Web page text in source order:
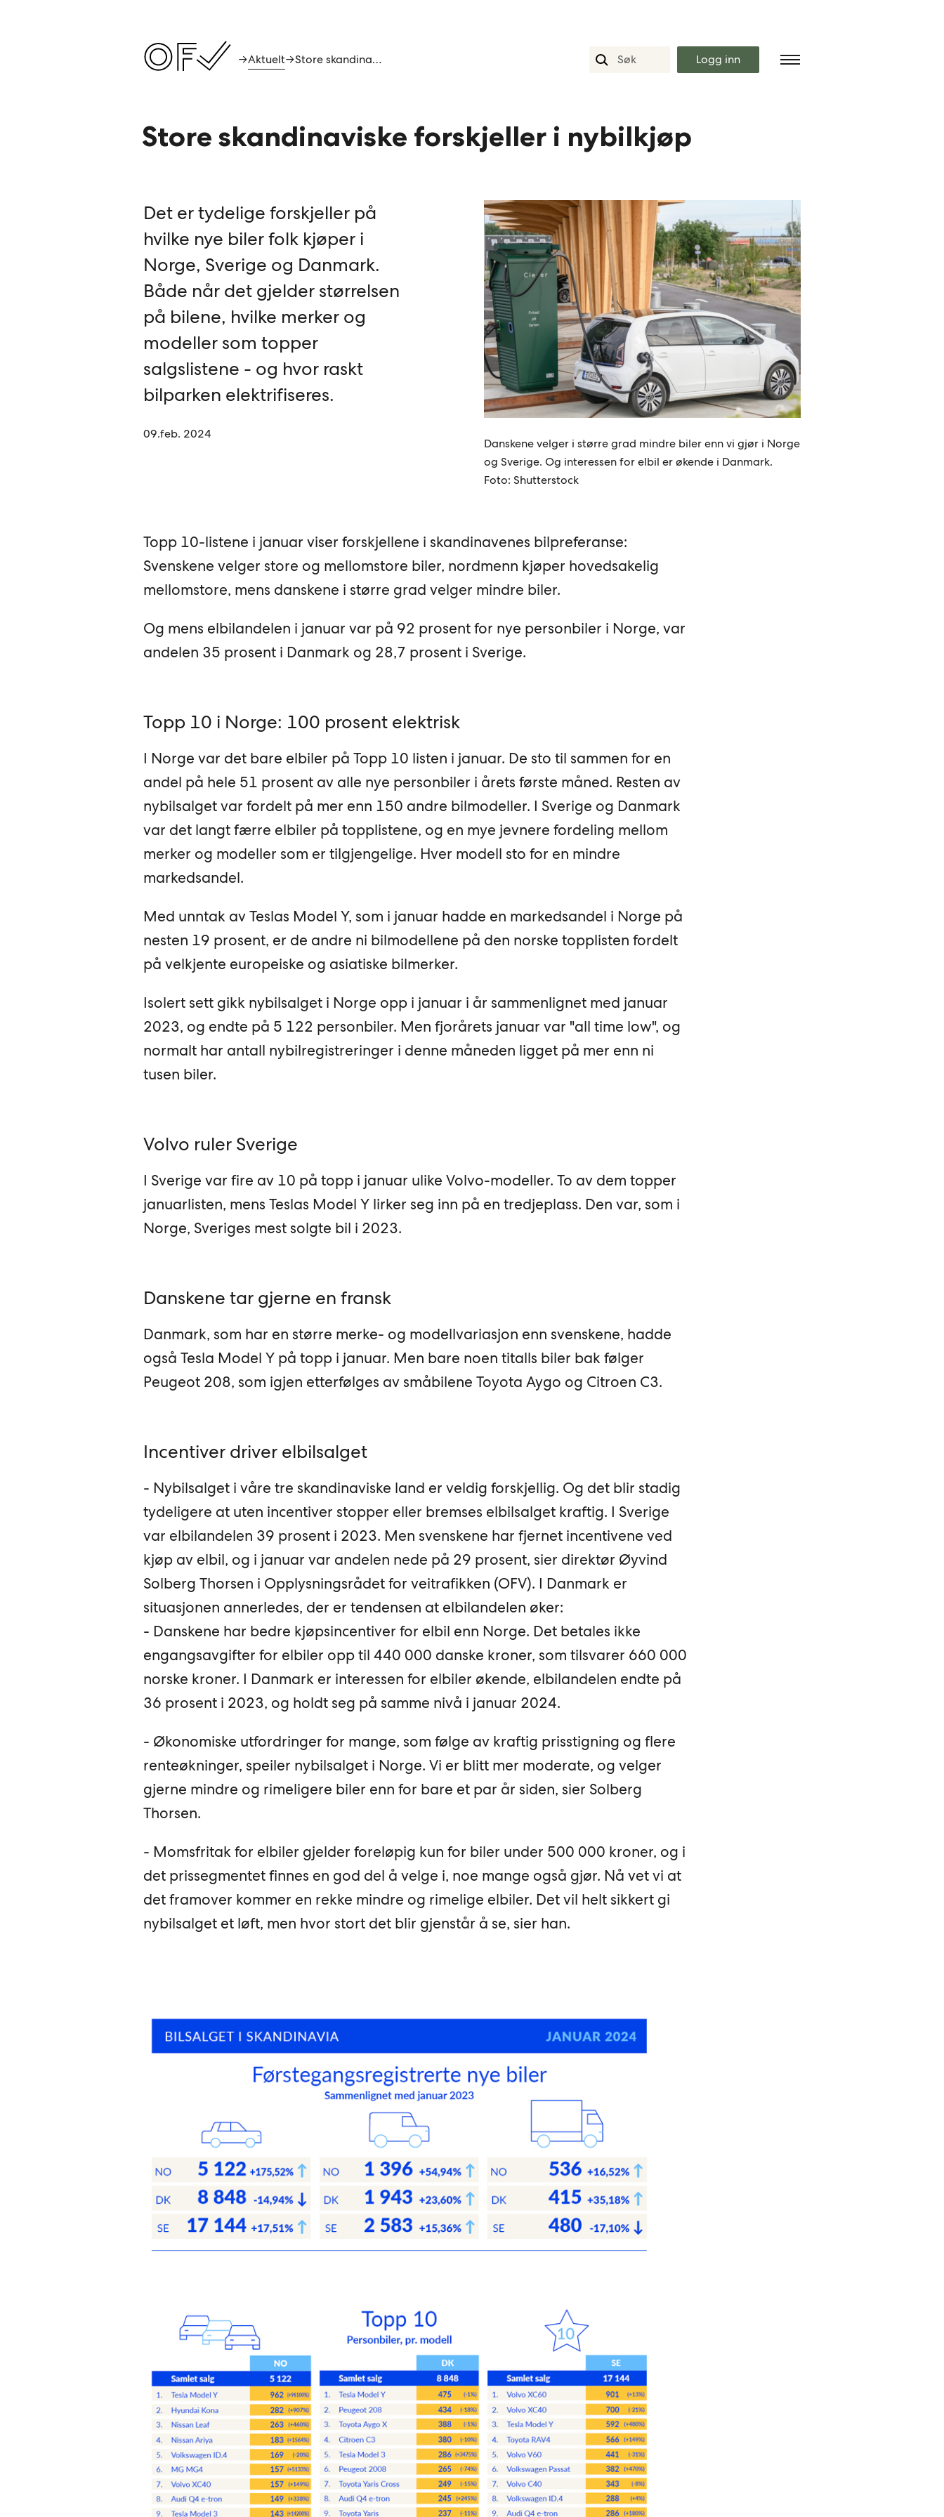
→Aktuelt→ Store skandinaviske forskjeller i nybilkjøp Logg inn
Store skandinaviske forskjeller i nybilkjøp
Det er tydelige forskjeller på
hvilke nye biler folk kjøper i
Norge, Sverige og Danmark.
Både når det gjelder størrelsen
på bilene, hvilke merker og
modeller som topper
salgslistene - og hvor raskt
bilparken elektrifiseres.
09.feb. 2024
Danskene velger i større grad mindre biler enn vi gjør i Norge
og Sverige. Og interessen for elbil er økende i Danmark.
Foto: Shutterstock
Topp 10-listene i januar viser forskjellene i skandinavenes bilpreferanse:
Svenskene velger store og mellomstore biler, nordmenn kjøper hovedsakelig
mellomstore, mens danskene i større grad velger mindre biler.
Og mens elbilandelen i januar var på 92 prosent for nye personbiler i Norge, var
andelen 35 prosent i Danmark og 28,7 prosent i Sverige.
Topp 10 i Norge: 100 prosent elektrisk
I Norge var det bare elbiler på Topp 10 listen i januar. De sto til sammen for en
andel på hele 51 prosent av alle nye personbiler i årets første måned. Resten av
nybilsalget var fordelt på mer enn 150 andre bilmodeller. I Sverige og Danmark
var det langt færre elbiler på topplistene, og en mye jevnere fordeling mellom
merker og modeller som er tilgjengelige. Hver modell sto for en mindre
markedsandel.
Med unntak av Teslas Model Y, som i januar hadde en markedsandel i Norge på
nesten 19 prosent, er de andre ni bilmodellene på den norske topplisten fordelt
på velkjente europeiske og asiatiske bilmerker.
Isolert sett gikk nybilsalget i Norge opp i januar i år sammenlignet med januar
2023, og endte på 5 122 personbiler. Men fjorårets januar var "all time low", og
normalt har antall nybilregistreringer i denne måneden ligget på mer enn ni
tusen biler.
Volvo ruler Sverige
I Sverige var fire av 10 på topp i januar ulike Volvo-modeller. To av dem topper
januarlisten, mens Teslas Model Y lirker seg inn på en tredjeplass. Den var, som i
Norge, Sveriges mest solgte bil i 2023.
Danskene tar gjerne en fransk
Danmark, som har en større merke- og modellvariasjon enn svenskene, hadde
også Tesla Model Y på topp i januar. Men bare noen titalls biler bak følger
Peugeot 208, som igjen etterfølges av småbilene Toyota Aygo og Citroen C3.
Incentiver driver elbilsalget
- Nybilsalget i våre tre skandinaviske land er veldig forskjellig. Og det blir stadig
tydeligere at uten incentiver stopper eller bremses elbilsalget kraftig. I Sverige
var elbilandelen 39 prosent i 2023. Men svenskene har fjernet incentivene ved
kjøp av elbil, og i januar var andelen nede på 29 prosent, sier direktør Øyvind
Solberg Thorsen i Opplysningsrådet for veitrafikken (OFV). I Danmark er
situasjonen annerledes, der er tendensen at elbilandelen øker:
- Danskene har bedre kjøpsincentiver for elbil enn Norge. Det betales ikke
engangsavgifter for elbiler opp til 440 000 danske kroner, som tilsvarer 660 000
norske kroner. I Danmark er interessen for elbiler økende, elbilandelen endte på
36 prosent i 2023, og holdt seg på samme nivå i januar 2024.
- Økonomiske utfordringer for mange, som følge av kraftig prisstigning og flere
renteøkninger, speiler nybilsalget i Norge. Vi er blitt mer moderate, og velger
gjerne mindre og rimeligere biler enn for bare et par år siden, sier Solberg
Thorsen.
- Momsfritak for elbiler gjelder foreløpig kun for biler under 500 000 kroner, og i
det prissegmentet finnes en god del å velge i, noe mange også gjør. Nå vet vi at
det framover kommer en rekke mindre og rimelige elbiler. Det vil helt sikkert gi
nybilsalget et løft, men hvor stort det blir gjenstår å se, sier han.